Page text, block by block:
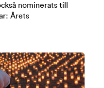
nominerats till
Årets